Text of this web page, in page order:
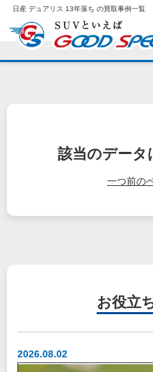
日産 デュアリス 13年落ち の買取事例一覧
該当のデータ
一つ前の
お役立
2026.08.02